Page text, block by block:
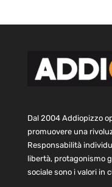
Dal 2004 Addiopizzo
promuovere una
Responsabilità
libertà, protagonismo
sociale sono i valori in